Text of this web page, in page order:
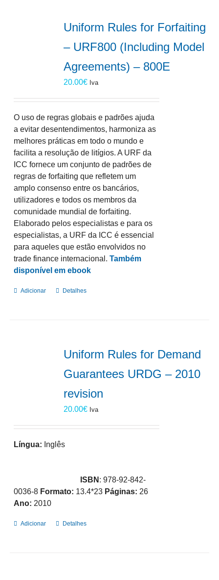
Uniform Rules for Forfaiting
– URF800 (Including Model
Agreements) – 800E
20.00€ Iva
O uso de regras globais e padrões ajuda
a evitar desentendimentos, harmoniza as
melhores práticas em todo o mundo e
facilita a resolução de litígios. A URF da
ICC fornece um conjunto de padrões de
regras de forfaiting que refletem um
amplo consenso entre os bancários,
utilizadores e todos os membros da
comunidade mundial de forfaiting.
Elaborado pelos especialistas e para os
especialistas, a URF da ICC é essencial
para aqueles que estão envolvidos no
trade finance internacional.Também
disponível em ebook
Adicionar Detalhes
Uniform Rules for Demand
Guarantees URDG – 2010
revision
20.00€ Iva
Língua: Inglês
ISBN : 978-92-842-
0036-8 Formato: 13.4*23 Páginas: 26
Ano: 2010
Adicionar Detalhes